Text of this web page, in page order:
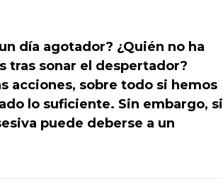
día agotador? ¿Quién no ha
tras sonar el despertador?
acciones, sobre todo si hemos
lo suficiente. Sin embargo, si
puede deberse a un